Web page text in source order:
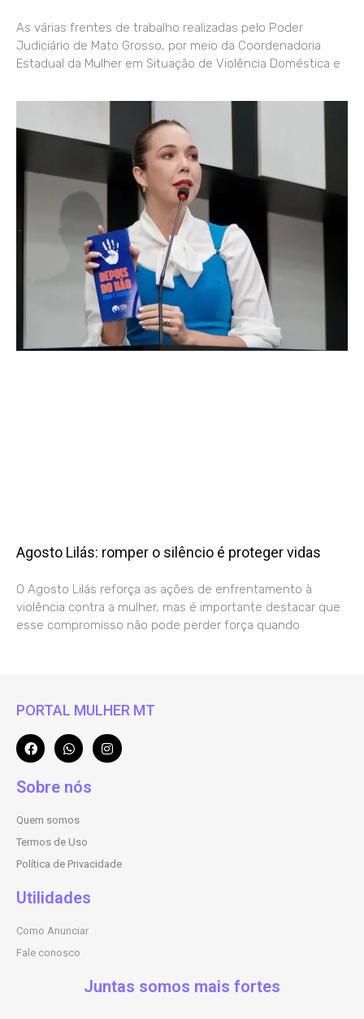
As várias frentes de trabalho realizadas pelo Poder
Judiciário de Mato Grosso, por meio da Coordenadoria
Estadual da Mulher em Situação de Violência Doméstica e
Agosto Lilás: romper o silêncio é proteger vidas
O Agosto Lilás reforça as ações de enfrentamento à
violência contra a mulher, mas é importante destacar que
esse compromisso não pode perder força quando
PORTAL MULHER MT
Sobre nós
Quem somos
Termos de Uso
Política de Privacidade
Utilidades
Como Anunciar
Fale conosco
Juntas somos mais fortes